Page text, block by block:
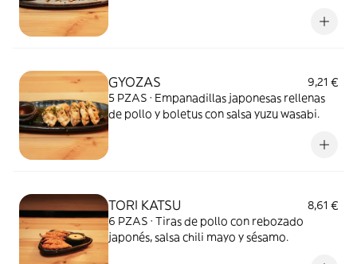
GYOZAS
9,21 €
5 PZAS · Empanadillas japonesas rellenas
de pollo y boletus con salsa yuzu wasabi.
TORI KATSU
8,61 €
6 PZAS · Tiras de pollo con rebozado
japonés, salsa chili mayo y sésamo.